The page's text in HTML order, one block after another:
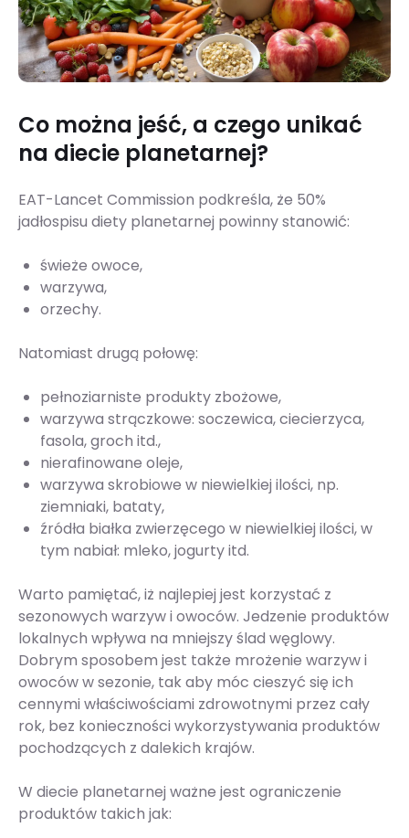
Co można jeść, a czego unikać
na diecie planetarnej?
EAT-Lancet Commission podkreśla, że 50%
jadłospisu diety planetarnej powinny stanowić:
świeże owoce,
warzywa,
orzechy.
Natomiast drugą połowę:
pełnoziarniste produkty zbożowe,
warzywa strączkowe: soczewica, ciecierzyca,
fasola, groch itd.,
nierafinowane oleje,
warzywa skrobiowe w niewielkiej ilości, np.
ziemniaki, bataty,
źródła białka zwierzęcego w niewielkiej ilości, w
tym nabiał: mleko, jogurty itd.
Warto pamiętać, iż najlepiej jest korzystać z
sezonowych warzyw i owoców. Jedzenie produktów
lokalnych wpływa na mniejszy ślad węglowy.
Dobrym sposobem jest także mrożenie warzyw i
owoców w sezonie, tak aby móc cieszyć się ich
cennymi właściwościami zdrowotnymi przez cały
rok, bez konieczności wykorzystywania produktów
pochodzących z dalekich krajów.
W diecie planetarnej ważne jest ograniczenie
produktów takich jak: